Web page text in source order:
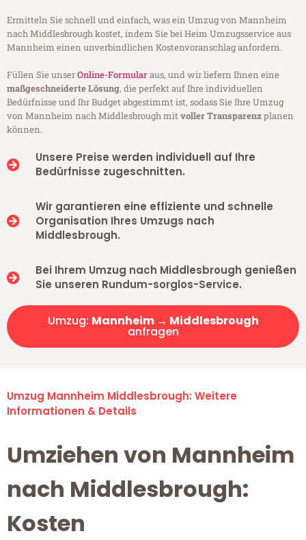
Ermitteln Sie schnell und einfach, was ein Umzug von Mannheim
nach Middlesbrough kostet, indem Sie bei Heim Umzugsservice aus
Mannheim einen unverbindlichen Kostenvoranschlag anfordern.
Füllen Sie unserOnline-Formularaus, und wir liefern Ihnen eine
maßgeschneiderte Lösung, die perfekt auf Ihre individuellen
Bedürfnisse und Ihr Budget abgestimmt ist, sodass Sie Ihre Umzug
von Mannheim nach Middlesbrough mitvoller Transparenzplanen
können.
Unsere Preise werden individuell auf Ihre
Bedürfnisse zugeschnitten.
Wir garantieren eine effiziente und schnelle
Organisation Ihres Umzugs nach
Middlesbrough.
Bei Ihrem Umzug nach Middlesbrough genießen
Sie unseren Rundum-sorglos-Service.
Umzug: Mannheim → Middlesbrough
anfragen
Umzug Mannheim Middlesbrough: Weitere
Informationen & Details
Umziehen von Mannheim
nach Middlesbrough:
Kosten